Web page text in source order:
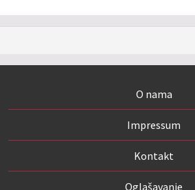
O nama
Impressum
Kontakt
Oglašavanje